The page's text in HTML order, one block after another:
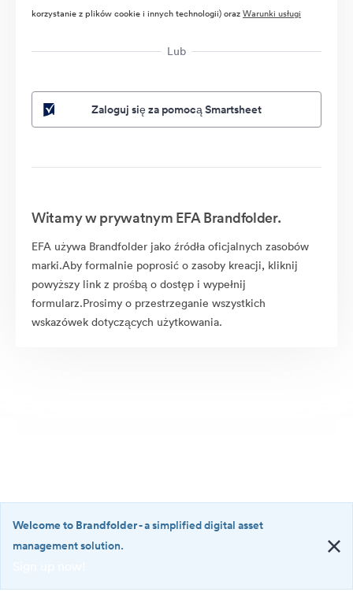
korzystanie z plików cookie i innych technologii) orazWarunki usługi
Lub
Zaloguj się za pomocą Smartsheet
Witamy w prywatnym EFA Brandfolder.
EFA używa Brandfolder jako źródła oficjalnych zasobów
marki.Aby formalnie poprosić o zasoby kreacji, kliknij
powyższy link z prośbą o dostęp i wypełnij
formularz.Prosimy o przestrzeganie wszystkich
wskazówek dotyczących użytkowania.
·
Welcome to Brandfolder- a simplified digital asset
management solution.